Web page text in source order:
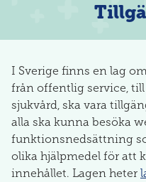
I Sverige finns en lag
från offentlig service,
sjukvård, ska vara
alla ska kunna besöka
funktionsnedsättning
olika hjälpmedel för att
innehållet. Lagen heter